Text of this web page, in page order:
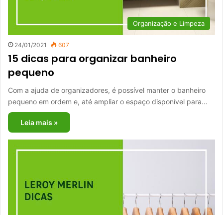
Organização e Limpeza
24/01/2021 607
15 dicas para organizar banheiro
pequeno
Com a ajuda de organizadores, é possível manter o banheiro
pequeno em ordem e, até ampliar o espaço disponível para…
Leia mais »